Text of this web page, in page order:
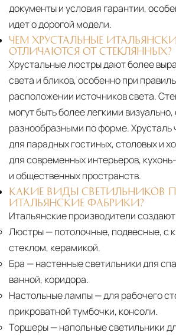
документы и условия гарантии,
идет о дорогой модели.
ЧЕМ ХРУСТАЛЬНЫЕ
ОТЛИЧАЮТСЯ ОТ СТЕКЛЯННЫХ?
Хрустальные люстры дают более
света и бликов, особенно при
расположении источников света.
могут быть более легкими
разнообразными по форме. Хрусталь
для парадных гостиных, столовых и
для современных интерьеров,
и общественных пространств.
КАКИЕ ВИДЫ СВЕТИЛЬНИКОВ
ИТАЛЬЯНСКИЕ ФАБРИКИ?
Итальянские производители
Люстры— потолочные, подвесные, с
стеклом, керамикой.
Бра — настенные светильники для
ванной, коридора.
Настольные лампы— для рабочего
прикроватной тумбочки, консоли.
Торшеры— напольные светильники